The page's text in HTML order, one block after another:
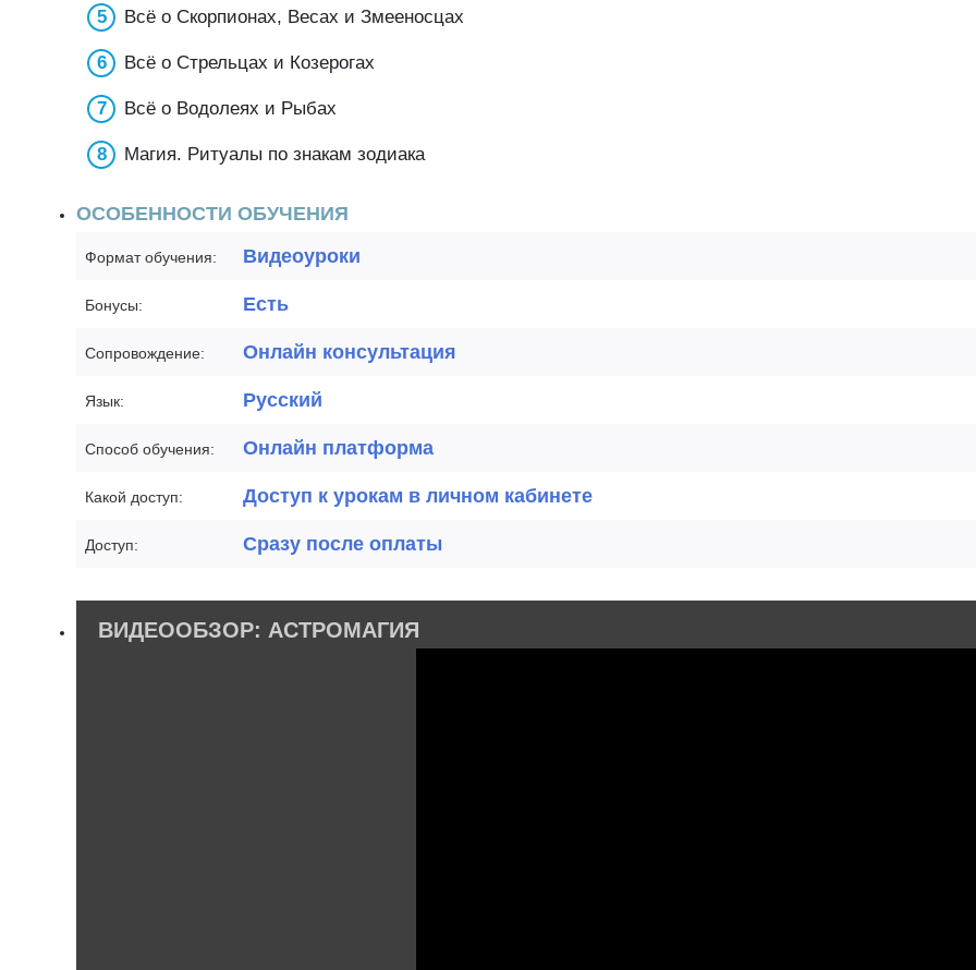
Всё о Скорпионах, Весах и Змееносцах
Всё о Стрельцах и Козерогах
Всё о Водолеях и Рыбах
Магия. Ритуалы по знакам зодиака
ОСОБЕННОСТИ ОБУЧЕНИЯ
Формат обучения: Видеоуроки
Бонусы: Есть
Сопровождение: Онлайн консультация
Язык: Русский
Способ обучения: Онлайн платформа
Какой доступ: Доступ к урокам в личном кабинете
Доступ: Сразу после оплаты
ВИДЕООБЗОР: АСТРОМАГИЯ